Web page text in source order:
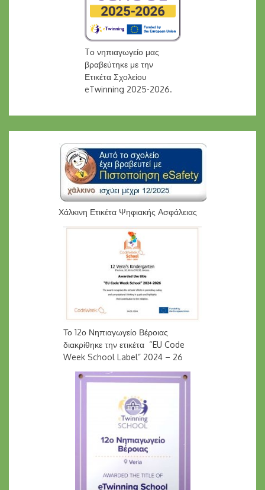
Tο νηπιαγωγείο μας
βραβεύτηκε με την
Ετικέτα Σχολείου
eTwinning 2025-2026.
Χάλκινη Ετικέτα Ψηφιακής Ασφάλειας
Το 12ο Νηπιαγωγείο Βέροιας
διακρίθηκε την ετικέτα “EU Code
Week School Label” 2024 – 26